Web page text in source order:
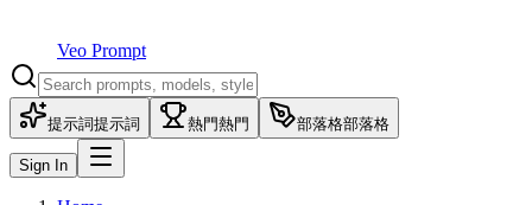
Veo Prompt
提示詞提示詞 熱門熱門 部落格部落格
Sign In